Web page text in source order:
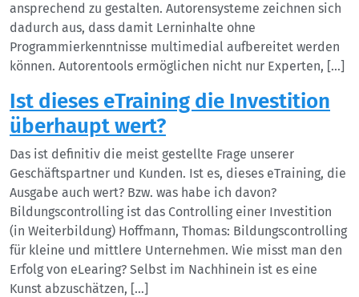
ansprechend zu gestalten. Autorensysteme zeichnen sich
dadurch aus, dass damit Lerninhalte ohne
Programmierkenntnisse multimedial aufbereitet werden
können. Autorentools ermöglichen nicht nur Experten, […]
Ist dieses eTraining die Investition
überhaupt wert?
Das ist definitiv die meist gestellte Frage unserer
Geschäftspartner und Kunden. Ist es, dieses eTraining, die
Ausgabe auch wert? Bzw. was habe ich davon?
Bildungscontrolling ist das Controlling einer Investition
(in Weiterbildung) Hoffmann, Thomas: Bildungscontrolling
für kleine und mittlere Unternehmen. Wie misst man den
Erfolg von eLearing? Selbst im Nachhinein ist es eine
Kunst abzuschätzen, […]